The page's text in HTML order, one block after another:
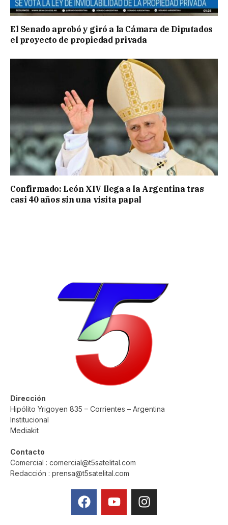
El Senado aprobó y giró a la Cámara de Diputados
el proyecto de propiedad privada
Confirmado: León XIV llega a la Argentina tras
casi 40 años sin una visita papal
Dirección
Hipólito Yrigoyen 835 – Corrientes – Argentina
Institucional
Mediakit
Contacto
Comercial : comercial@t5satelital.com
Redacción : prensa@t5satelital.com